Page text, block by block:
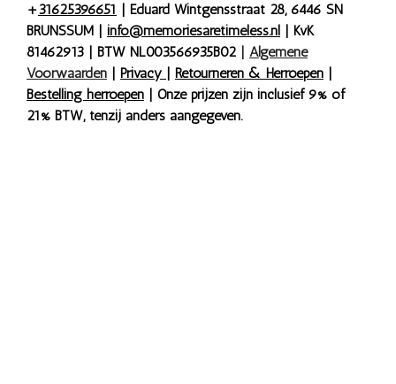
+31625396651
| Eduard Wintgensstraat 28, 6446 SN
BRUNSSUM | info@memoriesaretimeless.nl
| KvK
81462913 | BTW NL003566935B02
Algemene
Voorwaarden
Privacy Retourneren & Herroepen
Bestelling herroepen | Onze prijzen zijn inclusief 9% of
21% BTW, tenzij anders aangegeven.